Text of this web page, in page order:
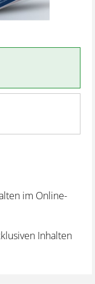
im Online-
Inhalten
Regelungen